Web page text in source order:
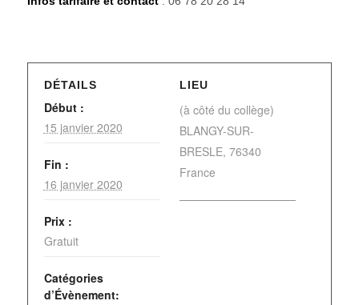
DÉTAILS
Début :
15 janvier 2020
Fin :
16 janvier 2020
Prix :
Gratuit
Catégories
d’Évènement:
LIEU
(à côté du collège)
BLANGY-SUR-
BRESLE, 76340
France